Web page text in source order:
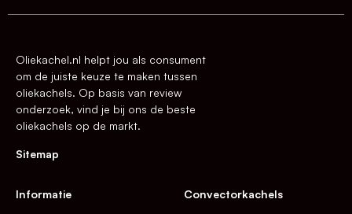
Oliekachel.nl helpt jou als consument
om de juiste keuze te maken tussen
oliekachels. Op basis van review
onderzoek, vind je bij ons de beste
oliekachels op de markt.
Sitemap
Informatie Convectorkachels